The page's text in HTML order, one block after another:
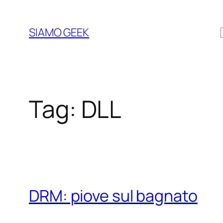
contenuto
SIAMO GEEK
Tag: DLL
DRM: piove sul bagnato